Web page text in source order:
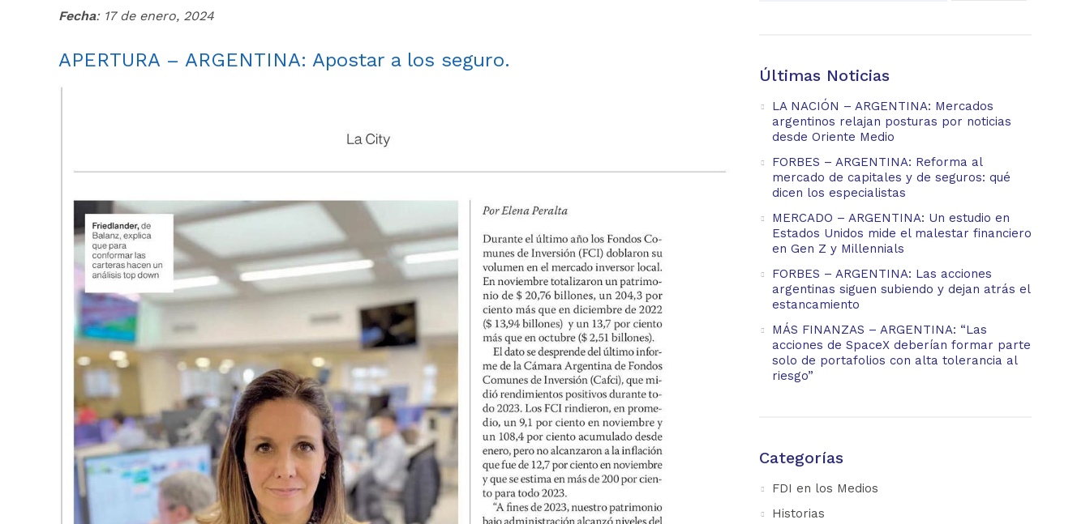
Fecha: 17 de enero, 2024
APERTURA – ARGENTINA: Apostar a los seguro.
Últimas Noticias
LA NACIÓN – ARGENTINA: Mercados
argentinos relajan posturas por noticias
desde Oriente Medio
FORBES – ARGENTINA: Reforma al
mercado de capitales y de seguros: qué
dicen los especialistas
MERCADO – ARGENTINA: Un estudio en
Estados Unidos mide el malestar financiero
en Gen Z y Millennials
FORBES – ARGENTINA: Las acciones
argentinas siguen subiendo y dejan atrás el
estancamiento
MÁS FINANZAS – ARGENTINA: “Las
acciones de SpaceX deberían formar parte
solo de portafolios con alta tolerancia al
riesgo”
Categorías
FDI en los Medios
Historias